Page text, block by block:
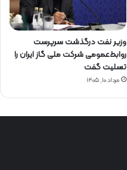
وزیر نفت درگذشت سرپرست
روابط‌عمومی شرکت ملی گاز ایران را
تسلیت گفت
مرداد ۱۰, ۱۴۰۵